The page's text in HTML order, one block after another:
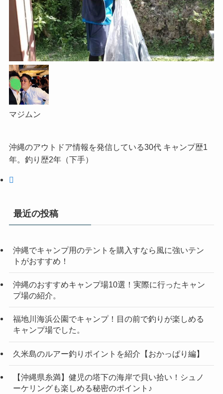
マジムン
沖縄のアウトドア情報を発信している30代 キャンプ歴1
年。釣り歴2年（下手）
最近の投稿
沖縄でキャンプ用のテントを購入すなら風に強いテン
トがおすすめ！
沖縄のおすすめキャンプ場10選！実際に行ったキャン
プ場の紹介。
福地川海浜公園でキャンプ！目の前で釣りが楽しめる
キャンプ場でした。
久米島のルアー釣りポイントを紹介【おかっぱり編】
【沖縄県糸満】健児の塔下の海岸で貝い拾い！シュノ
ーケリングも楽しめる秘密のポイント♪